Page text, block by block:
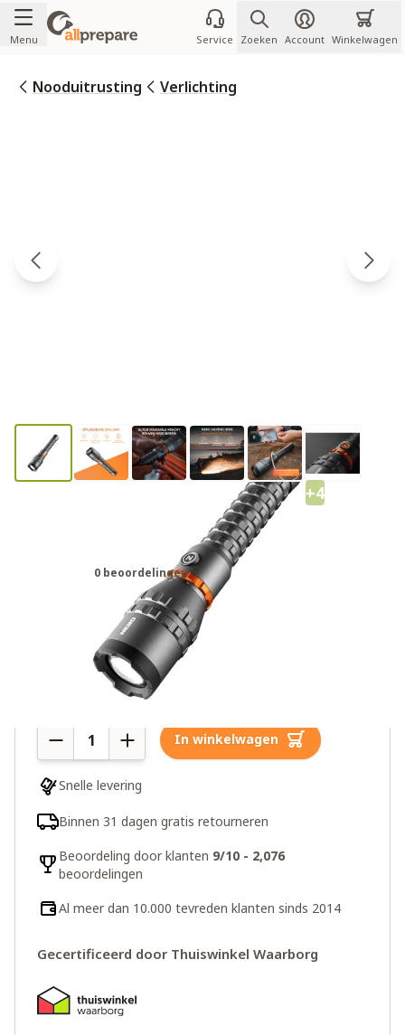
Ga naar de inhoud
Menu Service Zoeken Account Winkelwagen
Nooduitrusting Verlichting
+4
Nebo Davinci 8000 oplaadbare
0 beoordelingen
Meer dan 10 op voorraad
Aantal In winkelwagen
Snelle levering
Binnen 31 dagen gratis retourneren
Beoordeling door klanten 9/10 - 2,076
beoordelingen
Al meer dan 10.000 tevreden klanten sinds 2014
Gecertificeerd door Thuiswinkel Waarborg